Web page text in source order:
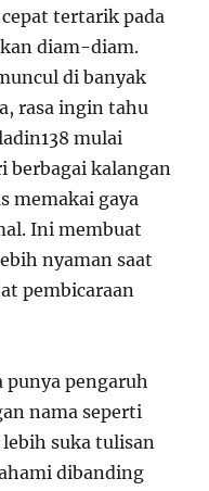
tertarik pada
diam-diam.
di banyak
rasa ingin tahu
mulai
berbagai kalangan
memakai gaya
Ini membuat
nyaman saat
pembicaraan
pengaruh
nama seperti
lebih suka tulisan
dibanding